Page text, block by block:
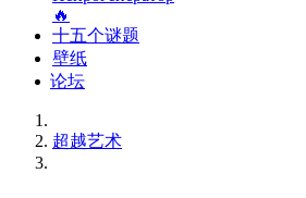
🔥
十五个谜题
壁纸
论坛
超越艺术